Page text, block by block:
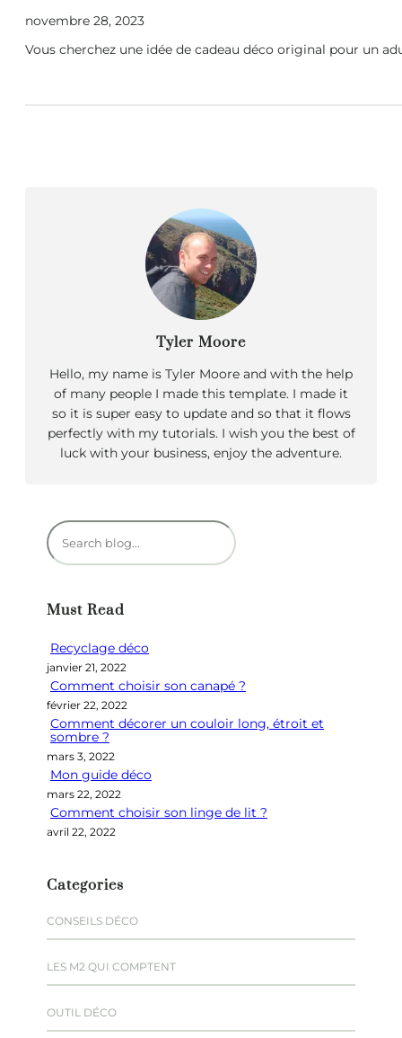
novembre 28, 2023
Vous cherchez une idée de cadeau déco original pour un
Tyler Moore
Hello, my name is Tyler Moore and with the help
of many people I made this template. I made it
so it is super easy to update and so that it flows
perfectly with my tutorials. I wish you the best of
luck with your business, enjoy the adventure.
R
e
e
c
h
e
Must Read
Recyclage déco
janvier 21, 2022
Comment choisir son canapé ?
février 22, 2022
Comment décorer un couloir long, étroit et
sombre ?
mars 3, 2022
Mon guide déco
mars 22, 2022
Comment choisir son linge de lit ?
avril 22, 2022
Categories
CONSEILS DÉCO
LES M2 QUI COMPTENT
OUTIL DÉCO